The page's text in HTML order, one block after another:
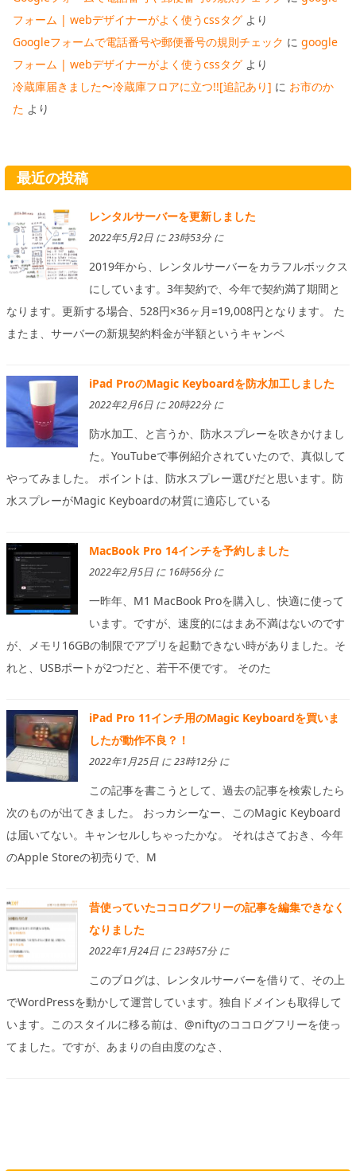
フォーム | webデザイナーがよく使うcssタグ より
Googleフォームで電話番号や郵便番号の規則チェック に google
フォーム | webデザイナーがよく使うcssタグ より
冷蔵庫届きました〜冷蔵庫フロアに立つ!![追記あり] に お市のか
た より
最近の投稿
レンタルサーバーを更新しました
2022年5月2日 に 23時53分 に
2019年から、レンタルサーバーをカラフルボックス
にしています。3年契約で、今年で契約満了期間と
なります。更新する場合、528円×36ヶ月=19,008円となります。 た
またま、サーバーの新規契約料金が半額というキャンペ
iPad ProのMagic Keyboardを防水加工しました
2022年2月6日 に 20時22分 に
防水加工、と言うか、防水スプレーを吹きかけまし
た。YouTubeで事例紹介されていたので、真似して
やってみました。 ポイントは、防水スプレー選びだと思います。防
水スプレーがMagic Keyboardの材質に適応している
MacBook Pro 14インチを予約しました
2022年2月5日 に 16時56分 に
一昨年、M1 MacBook Proを購入し、快適に使って
います。ですが、速度的にはまあ不満はないのです
が、メモリ16GBの制限でアプリを起動できない時がありました。そ
れと、USBポートが2つだと、若干不便です。 そのた
iPad Pro 11インチ用のMagic Keyboardを買いま
したが動作不良？！
2022年1月25日 に 23時12分 に
この記事を書こうとして、過去の記事を検索したら
次のものが出てきました。 おっカシーなー、このMagic Keyboard
は届いてない。キャンセルしちゃったかな。 それはさておき、今年
のApple Storeの初売りで、M
昔使っていたココログフリーの記事を編集できなく
なりました
2022年1月24日 に 23時57分 に
このブログは、レンタルサーバーを借りて、その上
でWordPressを動かして運営しています。独自ドメインも取得して
います。このスタイルに移る前は、@niftyのココログフリーを使っ
てました。ですが、あまりの自由度のなさ、